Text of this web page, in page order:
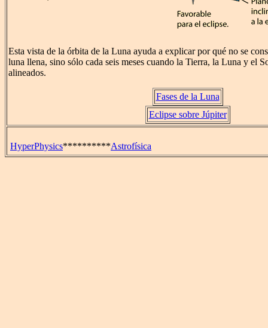
Esta vista de la órbita de la Luna ayuda a explicar por qué no se
luna llena, sino sólo cada seis meses cuando la Tierra, la Luna y el
alineados.
Fases de la Luna
Eclipse sobre Júpiter
HyperPhysics**********Astrofísica